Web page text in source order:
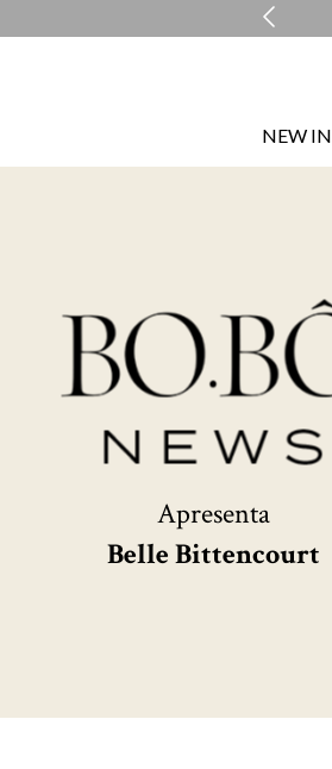
NEW IN
Apresenta
Belle Bittencourt